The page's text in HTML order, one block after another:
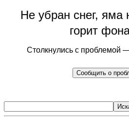
Не убран снег, яма
горит
Столкнулись с проблемой
Сообщить о